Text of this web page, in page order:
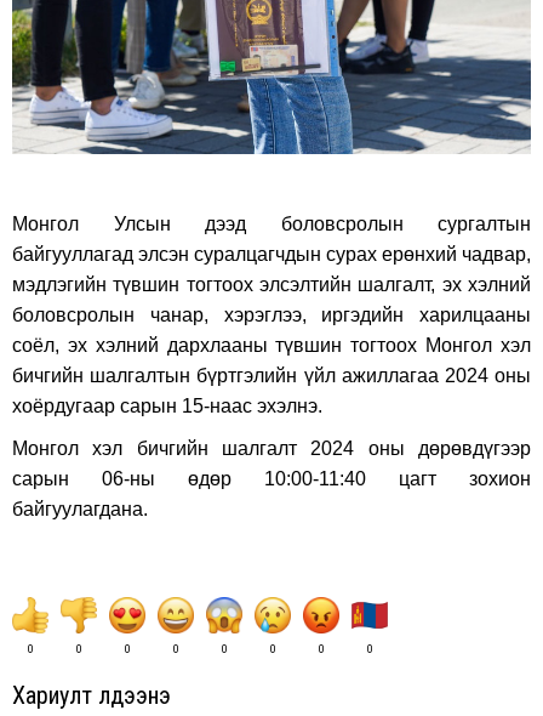
Монгол Улсын дээд боловсролын сургалтын
байгууллагад элсэн суралцагчдын сурах ерөнхий чадвар,
мэдлэгийн түвшин тогтоох элсэлтийн шалгалт, эх хэлний
боловсролын чанар, хэрэглээ, иргэдийн харилцааны
соёл, эх хэлний дархлааны түвшин тогтоох Монгол хэл
бичгийн шалгалтын бүртгэлийн үйл ажиллагаа 2024 оны
хоёрдугаар сарын 15-наас эхэлнэ.
Монгол хэл бичгийн шалгалт 2024 оны дөрөвдүгээр
сарын 06-ны өдөр 10:00-11:40 цагт зохион
байгуулагдана.
0 0 0 0 0 0 0 0
Хариулт үлдээнэ үү